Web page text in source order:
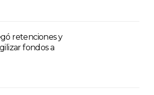
retenciones y
fondos a